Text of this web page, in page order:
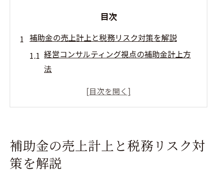
目次
補助金の売上計上と税務リスク対策を解説
経営コンサルティング視点の補助金計上方
法
補助金売上計上時の課税リスクとは何か
国税庁通達に基づく補助金計上の留意点
経営コンサルティングを活かす補助金会計処理
補助金の売上計上と税務リスク対
策を解説